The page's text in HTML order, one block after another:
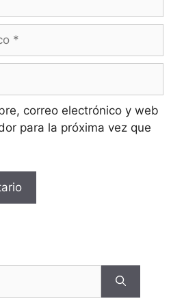
correo electrónico y web
para la próxima vez que